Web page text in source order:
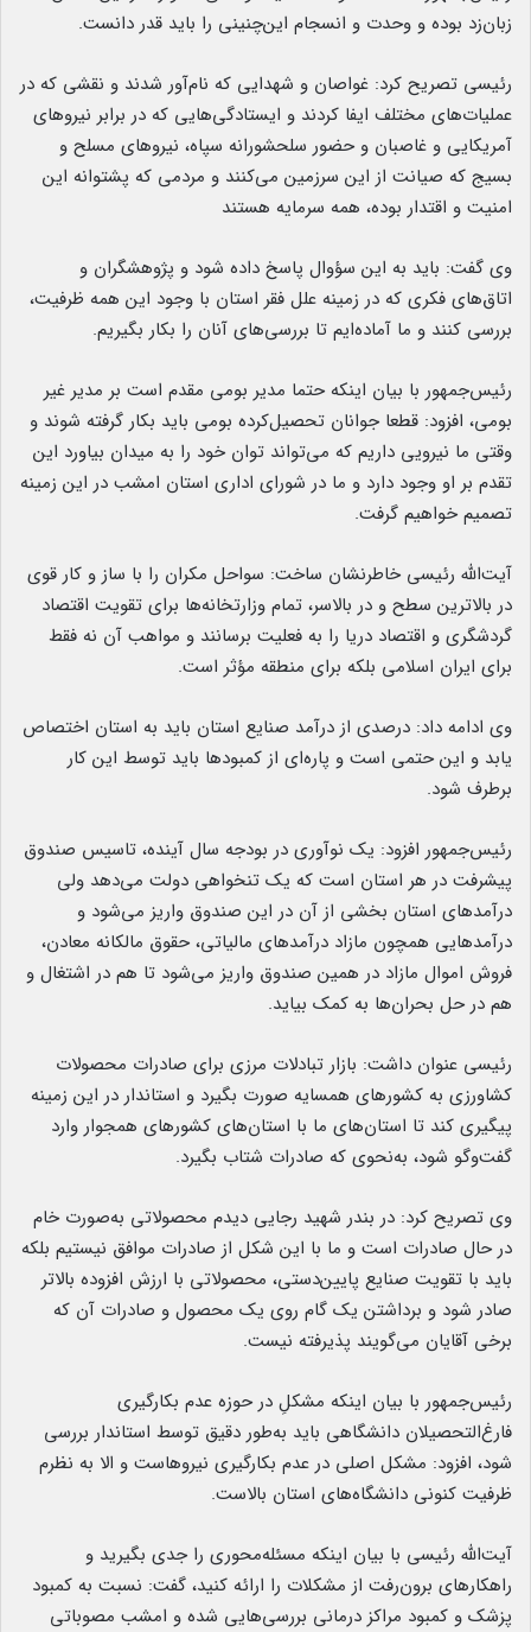
زبان‌زد بوده و وحدت و انسجام این‌چنینی را باید قدر دانست.
رئیسی تصریح کرد: غواصان و شهدایی که نام‌آور شدند و نقشی که در
عملیات‌های مختلف ایفا کردند و ایستادگی‌هایی که در برابر نیروهای
آمریکایی و غاصبان و حضور سلحشورانه سپاه، نیروهای مسلح و
بسیج که صیانت از این سرزمین می‌کنند و مردمی که پشتوانه این
امنیت و اقتدار بوده، همه سرمایه هستند
وی گفت: باید به این سؤوال پاسخ داده شود و پژوهشگران و
اتاق‌های فکری که در زمینه علل فقر استان با وجود این همه ظرفیت،
بررسی کنند و ما آماده‌ایم تا بررسی‌های آنان را بکار بگیریم.
رئیس‌جمهور با بیان اینکه حتما مدیر بومی مقدم است بر مدیر غیر
بومی، افزود: قطعا جوانان تحصیل‌کرده بومی باید بکار گرفته شوند و
وقتی ما نیرویی داریم که می‌تواند توان خود را به میدان بیاورد این
تقدم بر او وجود دارد و ما در شورای اداری استان امشب در این زمینه
تصمیم خواهیم گرفت.
آیت‌الله رئیسی خاطرنشان ساخت: سواحل مکران را با ساز و کار قوی
در بالاترین سطح و در بالاسر، تمام وزارتخانه‌ها برای تقویت اقتصاد
گردشگری و اقتصاد دریا را به فعلیت برسانند و مواهب آن نه فقط
برای ایران اسلامی بلکه برای منطقه مؤثر است.
وی ادامه داد: درصدی از درآمد صنایع استان باید به استان اختصاص
یابد و این حتمی است و پاره‌ای از کمبودها باید توسط این کار
برطرف شود.
رئیس‌جمهور افزود: یک نوآوری در بودجه سال آینده، تاسیس صندوق
پیشرفت در هر استان است که یک تنخواهی دولت می‌دهد ولی
درآمدهای استان بخشی از آن در این صندوق واریز می‌شود و
درآمدهایی همچون مازاد درآمدهای مالیاتی، حقوق مالکانه معادن،
فروش اموال مازاد در همین صندوق واریز می‌شود تا هم در اشتغال و
هم در حل بحران‌ها به کمک بیاید.
رئیسی عنوان داشت: بازار تبادلات مرزی برای صادرات محصولات
کشاورزی به کشورهای همسایه صورت بگیرد و استاندار در این زمینه
پیگیری کند تا استان‌های ما با استان‌های کشورهای همجوار وارد
گفت‌وگو شود، به‌نحوی که صادرات شتاب بگیرد.
وی تصریح کرد: در بندر شهید رجایی دیدم محصولاتی به‌صورت خام
در حال صادرات است و ما با این شکل از صادرات موافق نیستیم بلکه
باید با تقویت صنایع پایین‌دستی، محصولاتی با ارزش افزوده بالاتر
صادر شود و برداشتن یک گام روی یک محصول و صادرات آن که
برخی آقایان می‌گویند پذیرفته نیست.
رئیس‌جمهور با بیان اینکه مشکلِ در حوزه عدم بکارگیری
فارغ‌التحصیلان دانشگاهی باید به‌طور دقیق توسط استاندار بررسی
شود، افزود: مشکل اصلی در عدم بکارگیری نیروهاست و الا به نظرم
ظرفیت کنونی دانشگاه‌های استان بالاست.
آیت‌الله رئیسی با بیان اینکه مسئله‌محوری را جدی بگیرید و
راهکارهای برون‌رفت از مشکلات را ارائه کنید، گفت: نسبت به کمبود
پزشک و کمبود مراکز درمانی بررسی‌هایی شده و امشب مصوباتی